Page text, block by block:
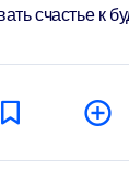
счастье к